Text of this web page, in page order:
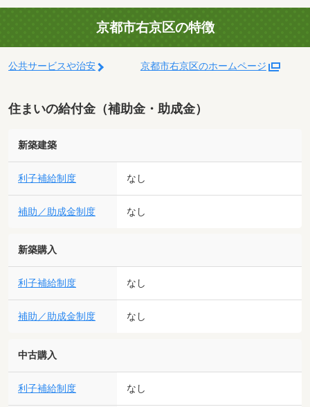
京都市右京区の特徴
公共サービスや治安 京都市右京区のホームページ
住まいの給付金（補助金・助成金）
新築建築
利子補給制度 なし
補助／助成金制度 なし
新築購入
利子補給制度 なし
補助／助成金制度 なし
中古購入
利子補給制度 なし